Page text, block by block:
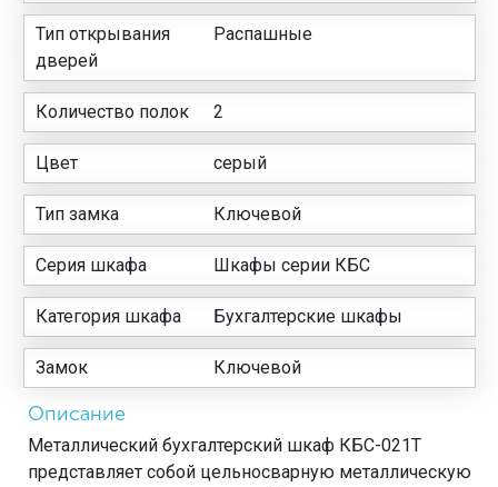
Тип открывания
дверей
Распашные
Количество полок 2
Цвет серый
Тип замка Ключевой
Серия шкафа Шкафы серии КБС
Категория шкафа Бухгалтерские шкафы
Замок Ключевой
Описание
Металлический бухгалтерский шкаф КБС-021Т
представляет собой цельносварную металлическую